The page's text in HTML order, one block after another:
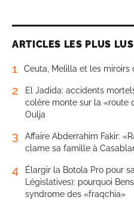
ARTICLES LES PLUS LUS
1 Ceuta, Melilla et les miroirs
2
El Jadida: accidents
colère monte sur la «route
Oulja
3
Affaire Abderrahim Fakir:
clame sa famille à
4
Élargir la Botola Pro pour
Législatives): pourquoi
syndrome des «fraqchia»